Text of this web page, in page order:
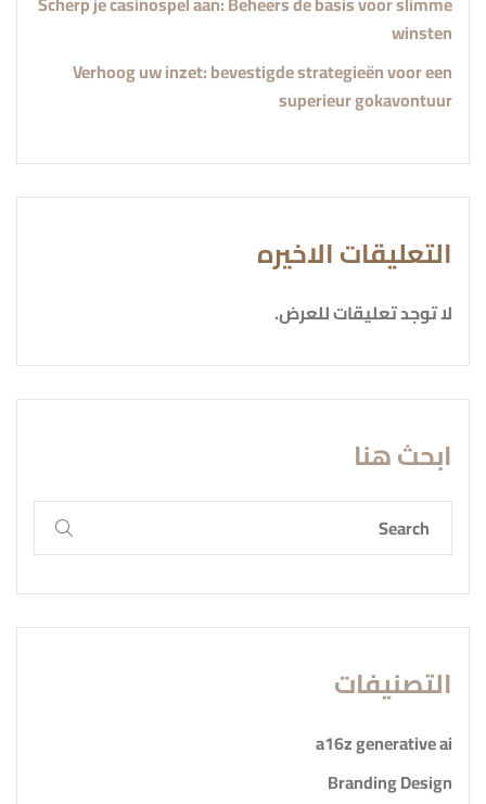
winsten
Verhoog uw inzet: bevestigde strategieën voor een
superieur gokavontuur
التعليقات الاخيره
لا توجد تعليقات للعرض.
ابحث هنا
التصنيفات
a16z generative ai
Branding Design